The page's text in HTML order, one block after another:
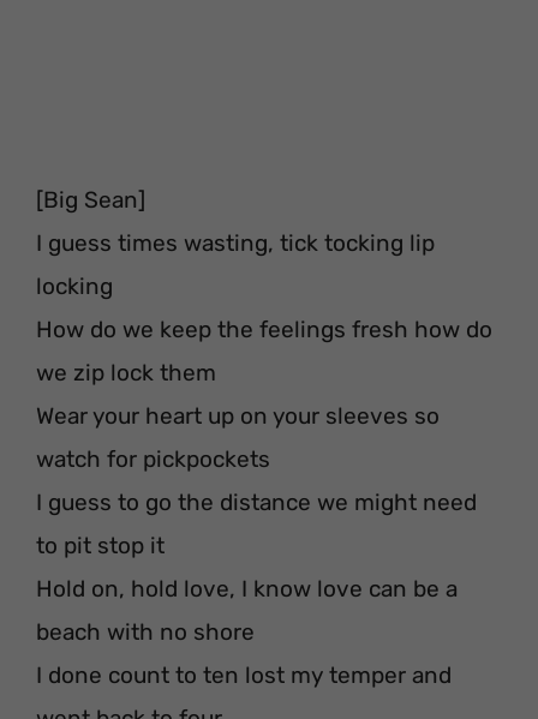
[Big Sean]
I guess times wasting, tick tocking lip
locking
How do we keep the feelings fresh how do
we zip lock them
Wear your heart up on your sleeves so
watch for pickpockets
I guess to go the distance we might need
to pit stop it
Hold on, hold love, I know love can be a
beach with no shore
I done count to ten lost my temper and